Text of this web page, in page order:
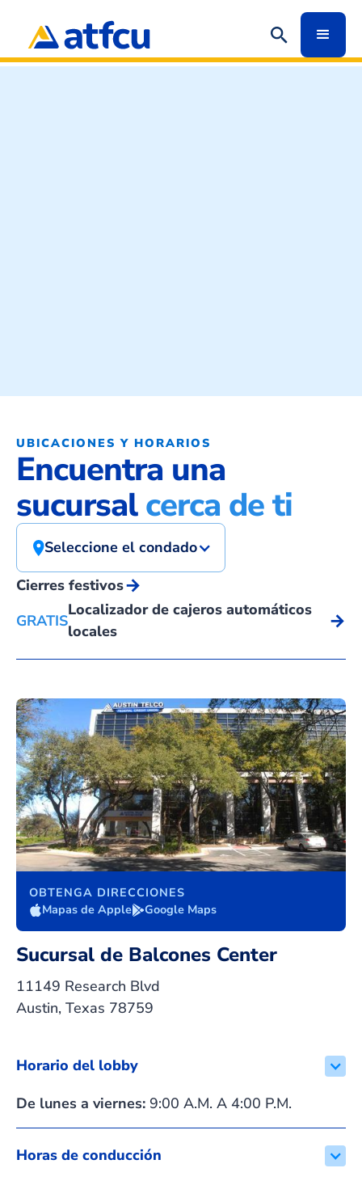
UBICACIONES Y HORARIOS
Encuentra una
sucursalcerca de ti
Seleccione el condado
Cierres festivosarrow_forward
GRATIS
Localizador de cajeros automáticos
locales
arrow_forward
OBTENGA DIRECCIONES
Mapas de Apple
Google Maps
Sucursal de Balcones Center
11149 Research Blvd
Austin, Texas 78759
Horario del lobby
De lunes a viernes: 9:00 A.M. A 4:00 P.M.
Horas de conducción